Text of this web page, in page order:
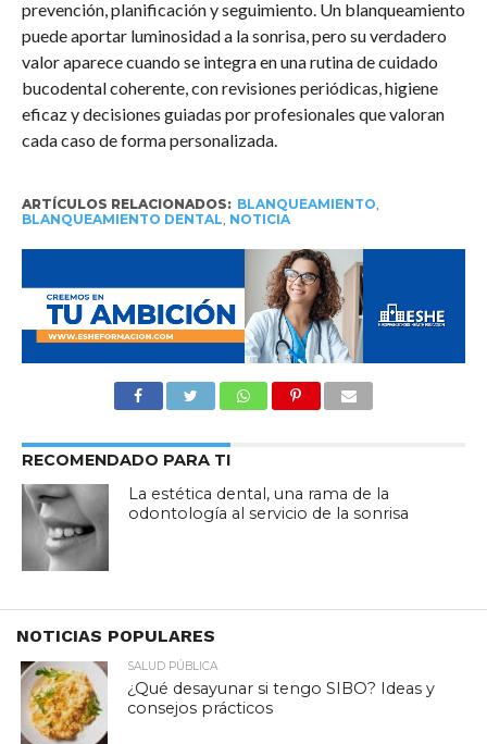
prevención, planificación y seguimiento. Un blanqueamiento
puede aportar luminosidad a la sonrisa, pero su verdadero
valor aparece cuando se integra en una rutina de cuidado
bucodental coherente, con revisiones periódicas, higiene
eficaz y decisiones guiadas por profesionales que valoran
cada caso de forma personalizada.
ARTÍCULOS RELACIONADOS: BLANQUEAMIENTO
BLANQUEAMIENTO DENTAL NOTICIA
RECOMENDADO PARA TI
La estética dental, una rama de la
odontología al servicio de la sonrisa
NOTICIAS POPULARES
SALUD PÚBLICA
¿Qué desayunar si tengo SIBO? Ideas y
consejos prácticos